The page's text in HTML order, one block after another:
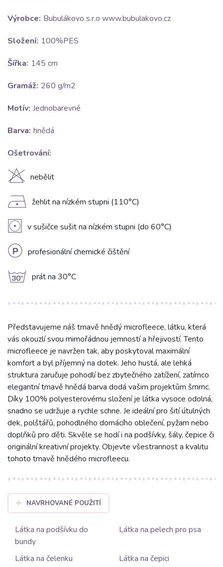
Výrobce: Bubulákovo s.r.o www.bubulakovo.cz
Složení: 100%PES
Šířka: 145 cm
Gramáž: 260 g/m2
Motív: Jednobarevné
Barva: hnědá
Ošetrování:
H nebělit
D žehlit na nízkém stupni (110°C)
V v sušičce sušit na nízkém stupni (do 60°C)
L profesionální chemické čištění
g prát na 30°C
Představujeme náš tmavě hnědý microfleece, látku, která
vás okouzlí svou mimořádnou jemností a hřejivostí. Tento
microfleece je navržen tak, aby poskytoval maximální
komfort a byl příjemný na dotek. Jeho hustá, ale lehká
struktura zaručuje pohodlí bez zbytečného zatížení, zatímco
elegantní tmavě hnědá barva dodá vašim projektům šmrnc.
Díky 100% polyesterovému složení je látka vysoce odolná,
snadno se udržuje a rychle schne. Je ideální pro šití útulných
dek, polštářů, pohodlného domácího oblečení, pyžam nebo
doplňků pro děti. Skvěle se hodí i na podšívky, šály, čepice či
originální kreativní projekty. Objevte všestrannost a kvalitu
tohoto tmavě hnědého microfleecu.
NAVRHOVANÉ POUŽITÍ
Látka na podšívku do
bundy
Látka na pelech pro psa
Látka na čelenku
Látka na čepici